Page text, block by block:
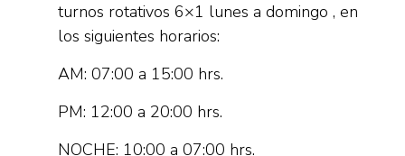
turnos rotativos 6×1 lunes a domingo , en
los siguientes horarios:
AM: 07:00 a 15:00 hrs.
PM: 12:00 a 20:00 hrs.
NOCHE: 10:00 a 07:00 hrs.